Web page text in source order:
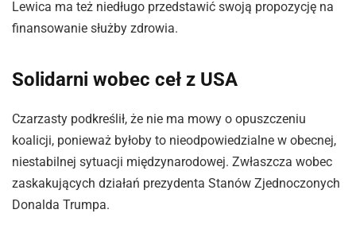
Lewica ma też niedługo przedstawić swoją propozycję na
finansowanie służby zdrowia.
Solidarni wobec ceł z USA
Czarzasty podkreślił, że nie ma mowy o opuszczeniu
koalicji, ponieważ byłoby to nieodpowiedzialne w obecnej,
niestabilnej sytuacji międzynarodowej. Zwłaszcza wobec
zaskakujących działań prezydenta Stanów Zjednoczonych
Donalda Trumpa.